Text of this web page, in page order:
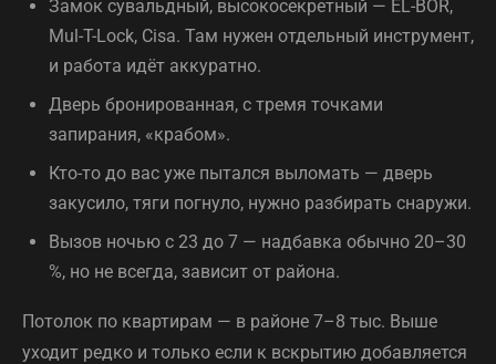
Замок сувальдный, высокосекретный — EL-BOR,
Mul-T-Lock, Cisa. Там нужен отдельный инструмент,
и работа идёт аккуратно.
Дверь бронированная, с тремя точками
запирания, «крабом».
Кто-то до вас уже пытался выломать — дверь
закусило, тяги погнуло, нужно разбирать снаружи.
Вызов ночью с 23 до 7 — надбавка обычно 20–30
%, но не всегда, зависит от района.
Потолок по квартирам — в районе 7–8 тыс. Выше
уходит редко и только если к вскрытию добавляется